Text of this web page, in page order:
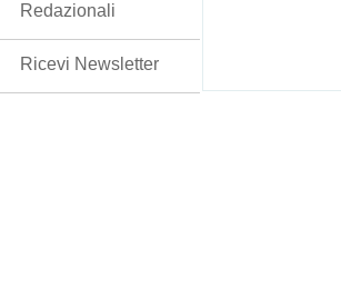
Redazionali
Ricevi Newsletter